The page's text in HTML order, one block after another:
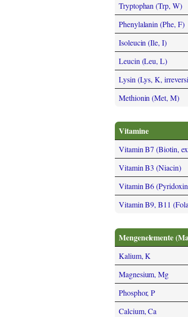
Tryptophan (Trp, W)
Phenylalanin (Phe, F)
Isoleucin (Ile, I)
Leucin (Leu, L)
Lysin (Lys, K,
Methionin (Met, M)
Vitamine
Vitamin B7 (Biotin,
Vitamin B3 (Niacin)
Vitamin B6
Vitamin B9, B11
Mengenelemente
Kalium, K
Magnesium, Mg
Phosphor, P
Calcium, Ca